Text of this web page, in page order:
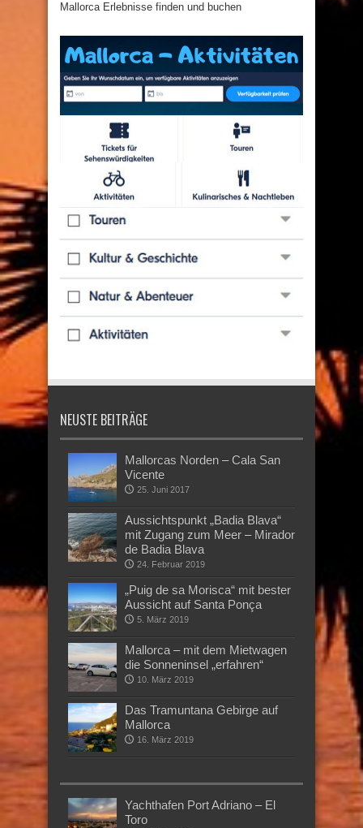
Mallorca Erlebnisse finden und buchen
NEUSTE BEITRÄGE
Mallorcas Norden – Cala San
Vicente
25. Juni 2017
Aussichtspunkt „Badia Blava“
mit Zugang zum Meer – Mirador
de Badia Blava
24. Februar 2019
„Puig de sa Morisca“ mit bester
Aussicht auf Santa Ponça
5. März 2019
Mallorca – mit dem Mietwagen
die Sonneninsel „erfahren“
10. März 2019
Das Tramuntana Gebirge auf
Mallorca
16. März 2019
Yachthafen Port Adriano – El
Toro